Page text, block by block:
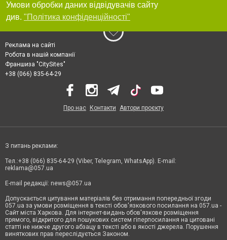
Умови обробки даних відвідувачів сайту
див. "Політика конфіденційності"
Реклама на сайті
Робота в нашій компанії
Франшиза "CitySites"
+38 (066) 835-64-29
Про нас Контакти Автори проєкту
З питань реклами:
Тел.:+38 (066) 835-64-29 (Viber, Telegram, WhatsApp). E-mail:
reklama@057.ua
E-mail редакції: news@057.ua
Допускається цитування матеріалів без отримання попередньої згоди
057.ua за умови розміщення в тексті обов'язкового посилання на 057.ua -
Сайт міста Харкова. Для інтернет-видань обов'язкове розміщення
прямого, відкритого для пошукових систем гіперпосилання на цитовані
статті не нижче другого абзацу в тексті або в якості джерела. Порушення
виняткових прав переслідується Законом.